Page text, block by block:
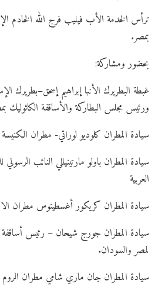
ترأس الخدمة الأب فيليب فرج الله الخادم
بمصر.
بحضور ومشاركة:
غبطة البطريرك الأنبا إبراهيم إسحق–بطريرك
ورئيس مجلس البطاركة والأساقفة الكاثوليك
سيادة المطران كلوديو لوراتي- مطران الكنيسة
سيادة المطران باولو مارتينيللي النائب
العربية
سيادة المطران كريكور أغسطينوس مطران
سيادة المطران جورج شيحان – رئيس أساقفة
لمصر والسودان.
سيادة المطران جان ماري شامي مطران الروم